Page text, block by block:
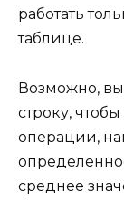
работать
таблице.
Возможно,
строку,
операции,
среднее